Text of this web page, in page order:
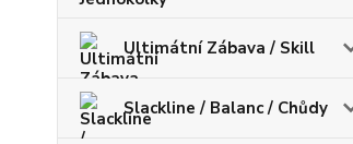
Ultimátní Zábava / Skill
Slackline / Balanc / Chůdy